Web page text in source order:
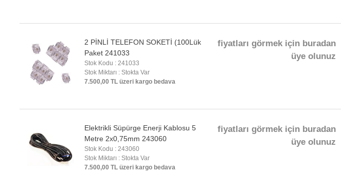
2 PİNLİ TELEFON SOKETİ (100Lük
Paket 241033
Stok Kodu : 241033
Stok Miktarı : Stokta Var
7.500,00 TL üzeri kargo bedava
fiyatları görmek için buradan
üye olunuz
Elektrikli Süpürge Enerji Kablosu 5
Metre 2x0,75mm 243060
Stok Kodu : 243060
Stok Miktarı : Stokta Var
7.500,00 TL üzeri kargo bedava
fiyatları görmek için buradan
üye olunuz